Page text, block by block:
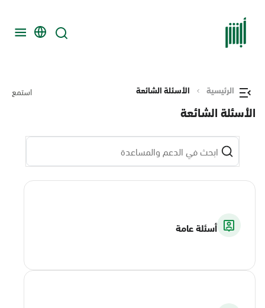
الرئيسية الأسئلة الشائعة استمع
الأسئلة الشائعة
أسئلة عامة